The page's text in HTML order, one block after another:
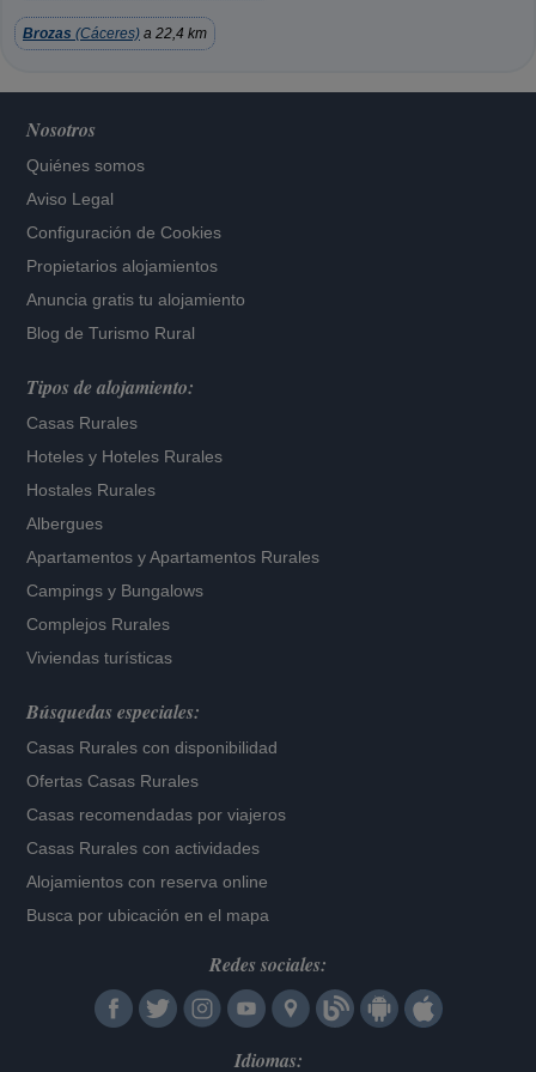
Brozas (Cáceres) a 22,4 km
Nosotros
Quiénes somos
Aviso Legal
Configuración de Cookies
Propietarios alojamientos
Anuncia gratis tu alojamiento
Blog de Turismo Rural
Tipos de alojamiento:
Casas Rurales
Hoteles y Hoteles Rurales
Hostales Rurales
Albergues
Apartamentos yApartamentos Rurales
Campings y Bungalows
Complejos Rurales
Viviendas turísticas
Búsquedas especiales:
Casas Rurales con disponibilidad
Ofertas Casas Rurales
Casas recomendadas por viajeros
Casas Rurales con actividades
Alojamientos con reserva online
Busca por ubicación en el mapa
Redes sociales:
Idiomas: